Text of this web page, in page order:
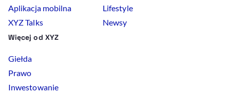
Aplikacja mobilna
XYZ Talks
Lifestyle
Newsy
Więcej od XYZ
Giełda
Prawo
Inwestowanie